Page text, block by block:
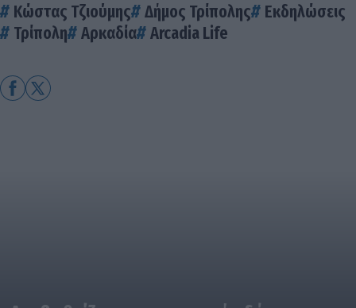
Κώστας Τζιούμης Δήμος Τρίπολης
Εκδηλώσεις
Τρίπολη
Αρκαδία Arcadia Life